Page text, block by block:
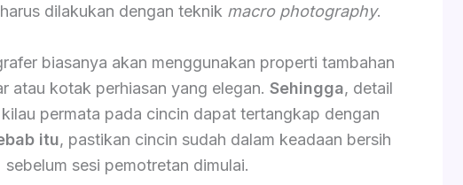
dilakukan dengan teknik macro photography.
biasanya akan menggunakan properti tambahan
atau kotak perhiasan yang elegan. Sehingga, detail
permata pada cincin dapat tertangkap dengan
itu, pastikan cincin sudah dalam keadaan bersih
sebelum sesi pemotretan dimulai.